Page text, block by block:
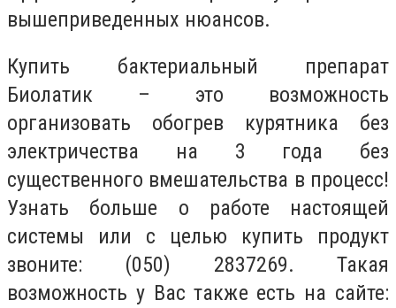
вышеприведенных нюансов.
Купить бактериальный препарат
Биолатик – это возможность
организовать обогрев курятника без
электричества на 3 года без
существенного вмешательства в процесс!
Узнать больше о работе настоящей
системы или с целью купить продукт
звоните: (050) 2837269. Такая
возможность у Вас также есть на сайте: